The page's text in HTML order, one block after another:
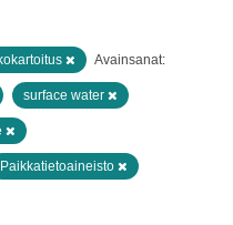
Avainsanat:
surface water
Paikkatietoaineisto